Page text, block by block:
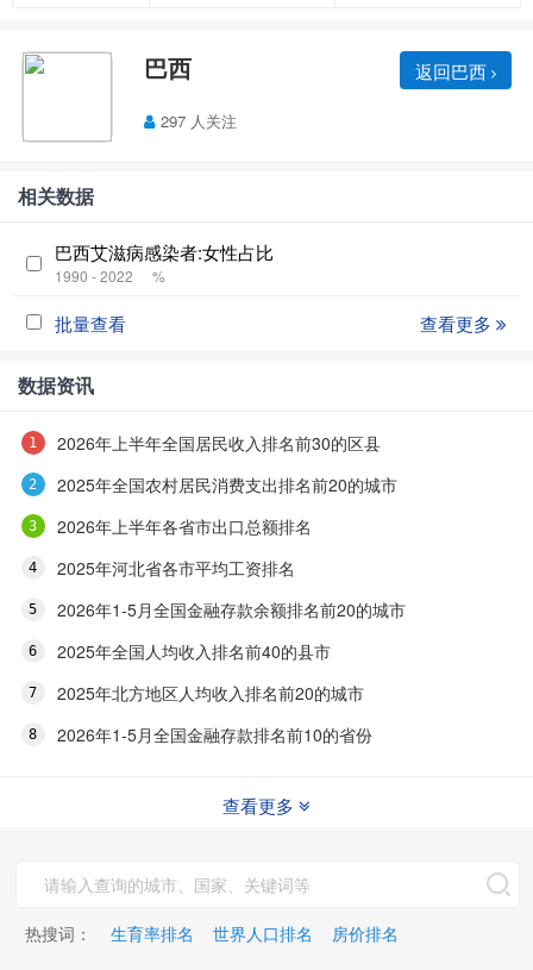
巴西 返回巴西
297 人关注
相关数据
巴西艾滋病感染者:女性占比
1990 - 2022 %
批量查看 查看更多
数据资讯
2026年上半年全国居民收入排名前30的区县
2025年全国农村居民消费支出排名前20的城市
2026年上半年各省市出口总额排名
2025年河北省各市平均工资排名
2026年1-5月全国金融存款余额排名前20的城市
2025年全国人均收入排名前40的县市
2025年北方地区人均收入排名前20的城市
2026年1-5月全国金融存款排名前10的省份
查看更多
热搜词： 生育率排名 世界人口排名 房价排名